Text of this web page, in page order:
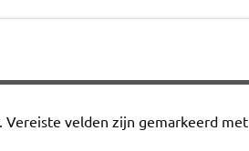
Vereiste velden zijn gemarkeerd met